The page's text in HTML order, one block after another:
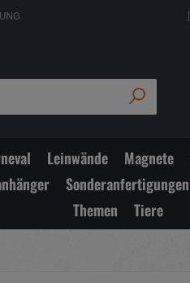
Leinwände Magnete
Sonderanfertigungen
Themen
Tiere